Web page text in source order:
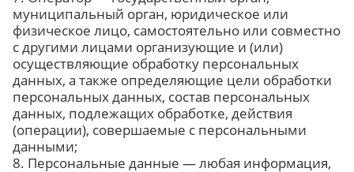
муниципальный орган, юридическое или
физическое лицо, самостоятельно или совместно
с другими лицами организующие и (или)
осуществляющие обработку персональных
данных, а также определяющие цели обработки
персональных данных, состав персональных
данных, подлежащих обработке, действия
(операции), совершаемые с персональными
данными;
8. Персональные данные — любая информация,